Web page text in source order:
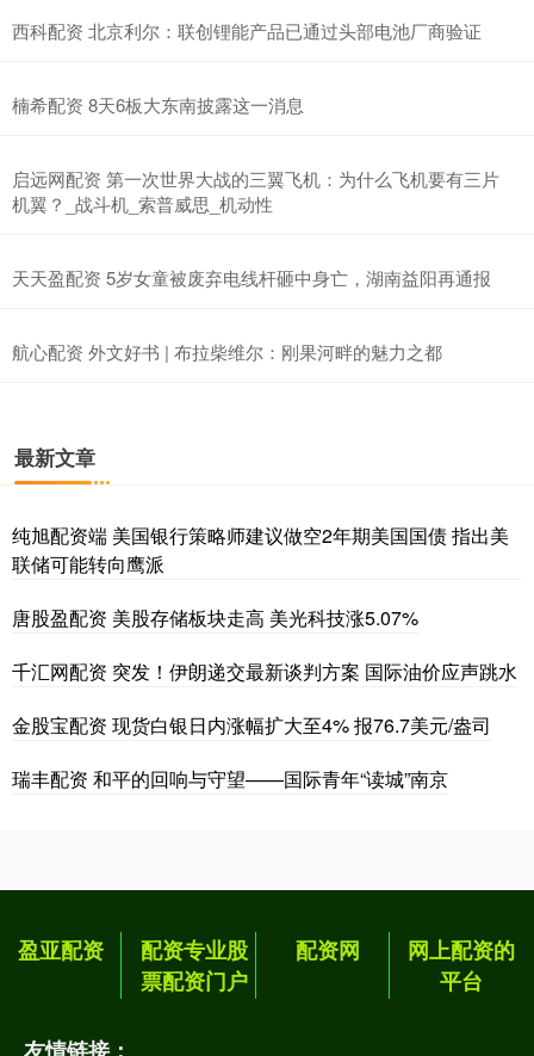
西科配资 北京利尔：联创锂能产品已通过头部电池厂商验证
楠希配资 8天6板大东南披露这一消息
启远网配资 第一次世界大战的三翼飞机：为什么飞机要有三片
机翼？_战斗机_索普威思_机动性
天天盈配资 5岁女童被废弃电线杆砸中身亡，湖南益阳再通报
航心配资 外文好书 | 布拉柴维尔：刚果河畔的魅力之都
最新文章
纯旭配资端 美国银行策略师建议做空2年期美国国债 指出美
联储可能转向鹰派
唐股盈配资 美股存储板块走高 美光科技涨5.07%
千汇网配资 突发！伊朗递交最新谈判方案 国际油价应声跳水
金股宝配资 现货白银日内涨幅扩大至4% 报76.7美元/盎司
瑞丰配资 和平的回响与守望——国际青年“读城”南京
盈亚配资
配资专业股
票配资门户
配资网
网上配资的
平台
友情链接：